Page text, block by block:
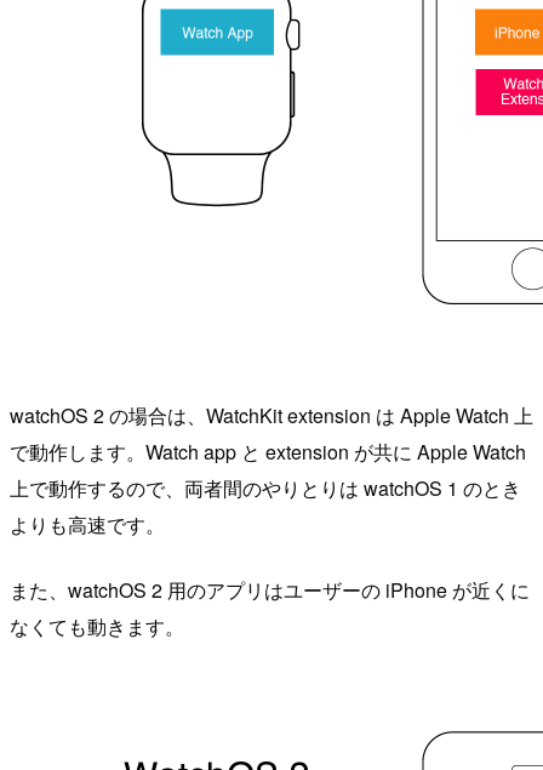
watchOS 2 の場合は、WatchKit extension は Apple Watch 上
で動作します。Watch app と extension が共に Apple Watch
上で動作するので、両者間のやりとりは watchOS 1 のとき
よりも高速です。
また、watchOS 2 用のアプリはユーザーの iPhone が近くに
なくても動きます。